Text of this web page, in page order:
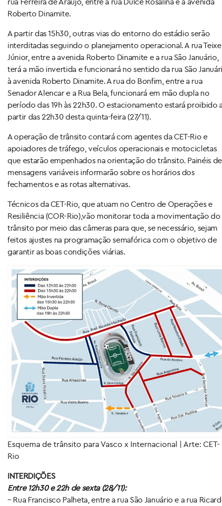
Roberto Dinamite.
A partir das 15h30, outras vias do entorno do estádio serão
interditadas seguindo o planejamento operacional. A rua
Júnior, entre a avenida Roberto Dinamite e a rua São Januário,
terá a mão invertida e funcionará no sentido da rua São
à avenida Roberto Dinamite. A rua do Bonfim, entre a rua
Senador Alencar e a Rua Bela, funcionará em mão dupla no
período das 19h às 22h30. O estacionamento estará proibido
partir das 22h30 desta quinta-feira (27/11).
A operação de trânsito contará com agentes da CET-Rio e
apoiadores de tráfego, veículos operacionais e motocicletas
que estarão empenhados na orientação do trânsito. Painéis de
mensagens variáveis informarão sobre os horários dos
fechamentos e as rotas alternativas.
Técnicos da CET-Rio, que atuam no Centro de Operações e
Resiliência (COR-Rio),vão monitorar toda a movimentação do
trânsito por meio das câmeras para que, se necessário, sejam
feitos ajustes na programação semafórica com o objetivo de
garantir as boas condições viárias.
Esquema de trânsito para Vasco x Internacional | Arte: CET-
Rio
INTERDIÇÕES
Entre 12h30 e 22h de sexta (28/11):
– Rua Francisco Palheta, entre a rua São Januário e a rua